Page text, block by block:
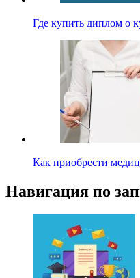
Где купить диплом о
Как приобрести
Навигация по